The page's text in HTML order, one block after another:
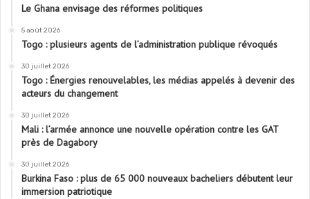
Le Ghana envisage des réformes politiques
5 août 2026
Togo : plusieurs agents de l’administration publique révoqués
30 juillet 2026
Togo : Énergies renouvelables, les médias appelés à devenir des
acteurs du changement
30 juillet 2026
Mali : l’armée annonce une nouvelle opération contre les GAT
près de Dagabory
30 juillet 2026
Burkina Faso : plus de 65 000 nouveaux bacheliers débutent leur
immersion patriotique